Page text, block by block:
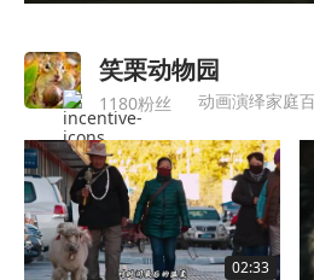
笑栗动物园
1180粉丝 动画演绎家庭
02:33